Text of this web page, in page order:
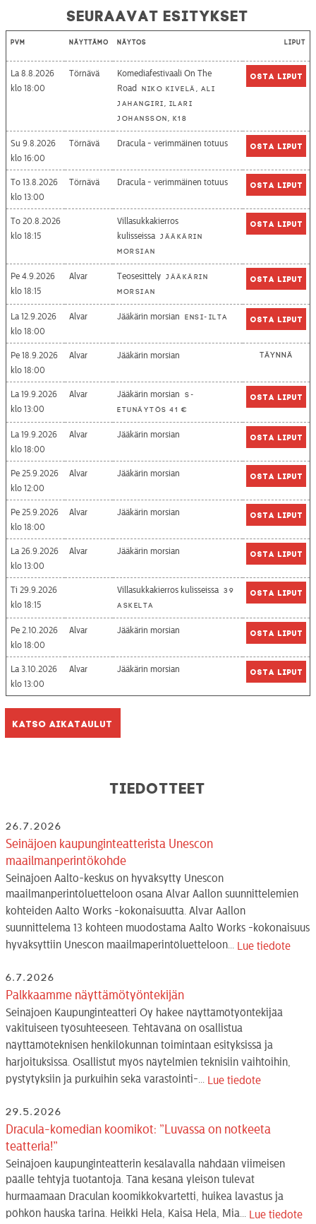
Seuraavat esitykset
Pvm Näyttämö Näytös Liput
La 8.8.2026
18:00
Törnävä
Komediafestivaali On The
Road
Niko Kivelä, Ali
Jahangiri, Ilari
Johansson, K18
Osta liput
Su 9.8.2026
16:00
Törnävä Dracula - verimmäinen totuus Osta liput
To 13.8.2026
13:00
Törnävä Dracula - verimmäinen totuus Osta liput
To 20.8.2026
18:15
Villasukkakierros
kulisseissa Jääkärin
morsian
Osta liput
Pe 4.9.2026
18:15
Alvar Teosesittely Jääkärin
morsian
Osta liput
La 12.9.2026
18:00
Alvar Jääkärin morsian Ensi-ilta Osta liput
Pe 18.9.2026
18:00
Alvar Jääkärin morsian Täynnä
La 19.9.2026
13:00
Alvar Jääkärin morsian
S-
etunäytös 41 €
Osta liput
La 19.9.2026
18:00
Alvar Jääkärin morsian Osta liput
Pe 25.9.2026
12:00
Alvar Jääkärin morsian Osta liput
Pe 25.9.2026
18:00
Alvar Jääkärin morsian Osta liput
La 26.9.2026
13:00
Alvar Jääkärin morsian Osta liput
Ti 29.9.2026
18:15
Villasukkakierros kulisseissa 39
askelta
Osta liput
Pe 2.10.2026
18:00
Alvar Jääkärin morsian Osta liput
La 3.10.2026
13:00
Alvar Jääkärin morsian Osta liput
Katso aikataulut
Tiedotteet
26.7.2026
Seinäjoen kaupunginteatterista Unescon
maailmanperintökohde
Seinäjoen Aalto-keskus on hyväksytty Unescon
maailmanperintöluetteloon osana Alvar Aallon suunnittelemien
kohteiden Aalto Works -kokonaisuutta. Alvar Aallon
suunnittelema 13 kohteen muodostama Aalto Works -kokonaisuus
hyväksyttiin Unescon maailmaperintöluetteloon... Lue tiedote
6.7.2026
Palkkaamme näyttämötyöntekijän
Seinäjoen Kaupunginteatteri Oy hakee näyttämötyöntekijää
vakituiseen työsuhteeseen. Tehtävänä on osallistua
näyttämöteknisen henkilökunnan toimintaan esityksissä ja
harjoituksissa. Osallistut myös näytelmien teknisiin vaihtoihin,
pystytyksiin ja purkuihin sekä varastointi-... Lue tiedote
29.5.2026
Dracula-komedian koomikot: ”Luvassa on notkeeta
teatteria!”
Seinäjoen kaupunginteatterin kesälavalla nähdään viimeisen
päälle tehtyjä tuotantoja. Tänä kesänä yleisön tulevat
hurmaamaan Draculan koomikkokvartetti, huikea lavastus ja
pöhkön hauska tarina. Heikki Hela, Kaisa Hela, Mia... Lue tiedote